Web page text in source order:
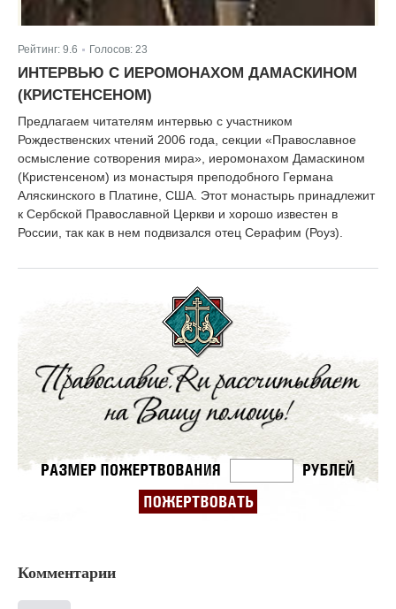
Рейтинг: 9.6 Голосов: 23
ИНТЕРВЬЮ С ИЕРОМОНАХОМ ДАМАСКИНОМ
(КРИСТЕНСЕНОМ)
Предлагаем читателям интервью с участником
Рождественских чтений 2006 года, секции «Православное
осмысление сотворения мира», иеромонахом Дамаскином
(Кристенсеном) из монастыря преподобного Германа
Аляскинского в Платине, США. Этот монастырь принадлежит
к Сербской Православной Церкви и хорошо известен в
России, так как в нем подвизался отец Серафим (Роуз).
Комментарии